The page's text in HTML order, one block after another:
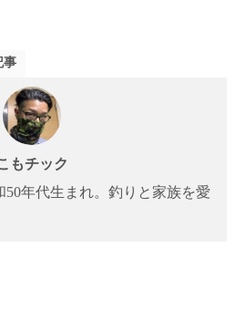
事
もチック
年代生まれ。釣りと家族を愛